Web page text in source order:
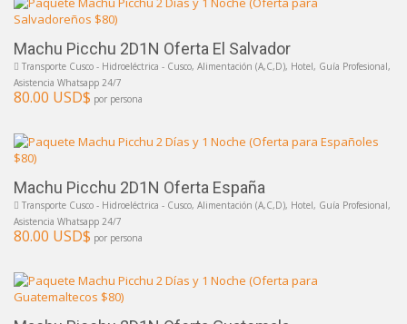
Machu Picchu 2D1N Oferta El Salvador
Transporte Cusco - Hidroeléctrica - Cusco, Alimentación (A,C,D), Hotel, Guía Profesional,
Asistencia Whatsapp 24/7
80.00 USD$ por persona
Machu Picchu 2D1N Oferta España
Transporte Cusco - Hidroeléctrica - Cusco, Alimentación (A,C,D), Hotel, Guía Profesional,
Asistencia Whatsapp 24/7
80.00 USD$ por persona